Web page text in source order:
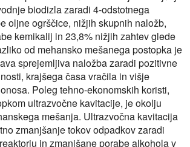
biodizla zaradi 4-odstotnega
oljne ogrščice, nižjih skupnih naložb,
kemikalij in 23,8% nižjih zahtev glede
od mehansko mešanega postopka je
sprejemljiva naložba zaradi pozitivne
krajšega časa vračila in višje
Poleg tehno-ekonomskih koristi,
ultrazvočne kavitacije, je okolju
mešanja. Ultrazvočna kavitacija
zmanjšanje tokov odpadkov zaradi
in zmanjšane porabe alkohola v